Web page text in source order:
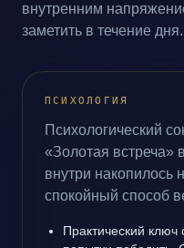
внутренним
заметить в течение дня.
ПСИХОЛОГИЯ
Психологический
«Золотая встреча»
внутри накопилось
спокойный способ
Практический ключ